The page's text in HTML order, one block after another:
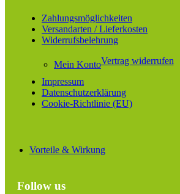
Mein Konto
Vorteile & Wirkung
Zahlungsmöglichkeiten
Versandarten / Lieferkosten
Widerrufsbelehrung
Vertrag widerrufen
Impressum
Datenschutzerklärung
Cookie-Richtlinie (EU)
Follow us